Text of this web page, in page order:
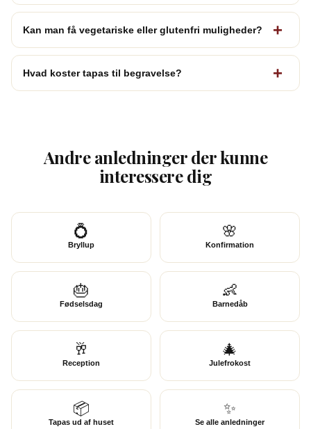
Kan man få vegetariske eller glutenfri muligheder?
Hvad koster tapas til begravelse?
Andre anledninger der kunne
interessere dig
💍
Bryllup
🌸
Konfirmation
🎂
Fødselsdag
👶
Barnedåb
🥂
Reception
🎄
Julefrokost
📦
Tapas ud af huset
✨
Se alle anledninger